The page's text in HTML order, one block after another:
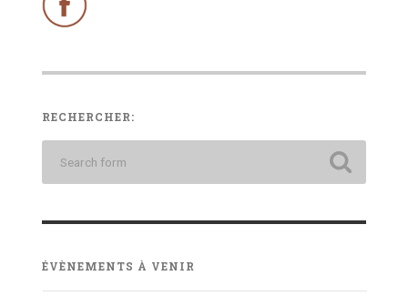
RECHERCHER:
ÉVÈNEMENTS À VENIR